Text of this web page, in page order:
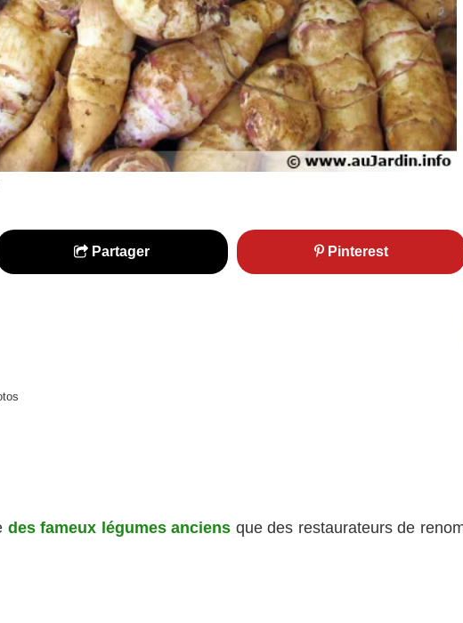
Partager Pinterest
des fameux légumes anciens que des restaurateurs de